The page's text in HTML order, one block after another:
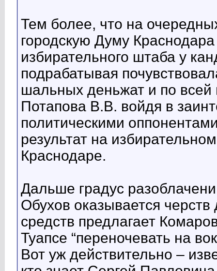
Тем более, что на
городскую Думу
избирательного штаба у
подрабатывая
шальных деньжат и по всей
Потапова В.В. войдя в
политическими
результат на
Краснодаре.
Дальше градус
Обухов оказывается
средств предлагает
Туапсе “переночевать на
Вот уж действительно –